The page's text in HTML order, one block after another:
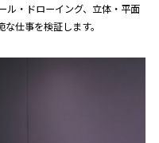
ル・ドローイング、立体・平面
仕事を検証します。